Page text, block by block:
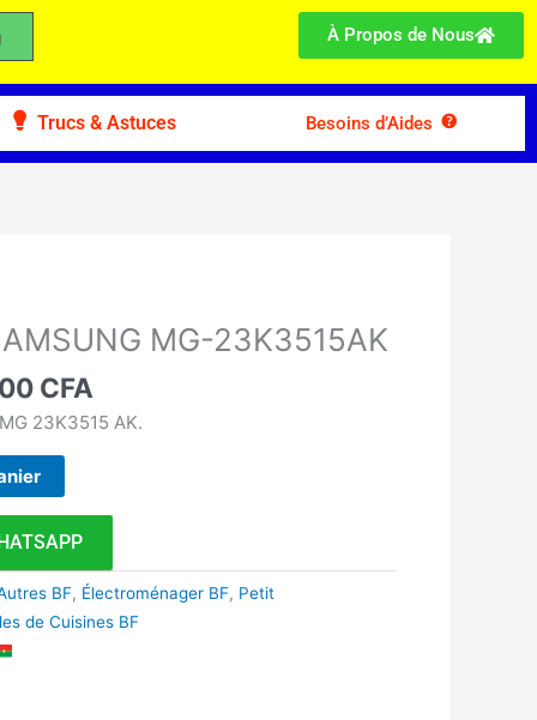
À Propos de Nous
Trucs & Astuces Besoins d’Aides
MG-23K3515AK
CFA.
CFA
prix
actuel
95.000 CFA.
23K3515 AK.
BF, Électroménager BF, Petit
de Cuisines BF